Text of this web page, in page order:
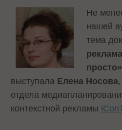
Не
нашей
тема
просто»
выступала Елена Носова
отдела
контекстной рекламы